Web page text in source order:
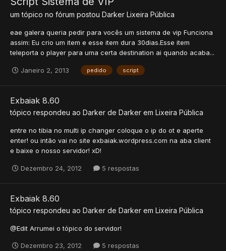
um tópico no fórum postou Darker Lixeira Pública
eae galera queria pedir para vocês um sistema de vip Funciona
assim: Eu crio um item e esse item dura 30dias.Esse item
teleporta o player para uma certa destination ai quando acaba...
Janeiro 2, 2013 pedido script
Exbaiak 8.60
tópico respondeu ao Darker de Darker em Lixeira Pública
entre no tibia no multi ip changer coloque o ip do ot e aperte
enter! ou intão vai no site exbaiak.wordpress.com na aba client
e baixe o nosso servidor! xD!
Dezembro 24, 2012 5 respostas
Exbaiak 8.60
tópico respondeu ao Darker de Darker em Lixeira Pública
@Edit Arrumei o tópico do servidor!
Dezembro 23, 2012 5 respostas